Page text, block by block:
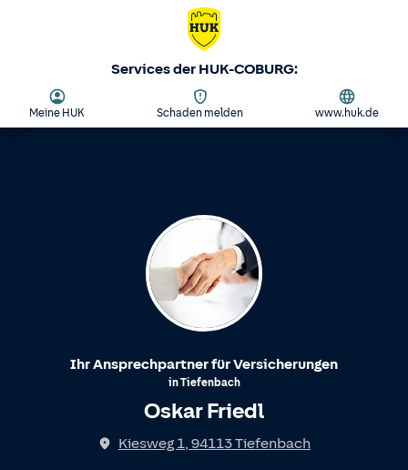
Services der HUK-COBURG:
Meine HUK Schaden melden www.huk.de
Ihr Ansprechpartner für Versicherungen
inTiefenbach
Oskar Friedl
Kiesweg 1, 94113Tiefenbach